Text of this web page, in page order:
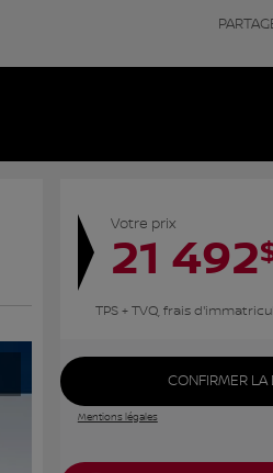
Votre prix
21 492
CONFIRMER LA
Mentions légales